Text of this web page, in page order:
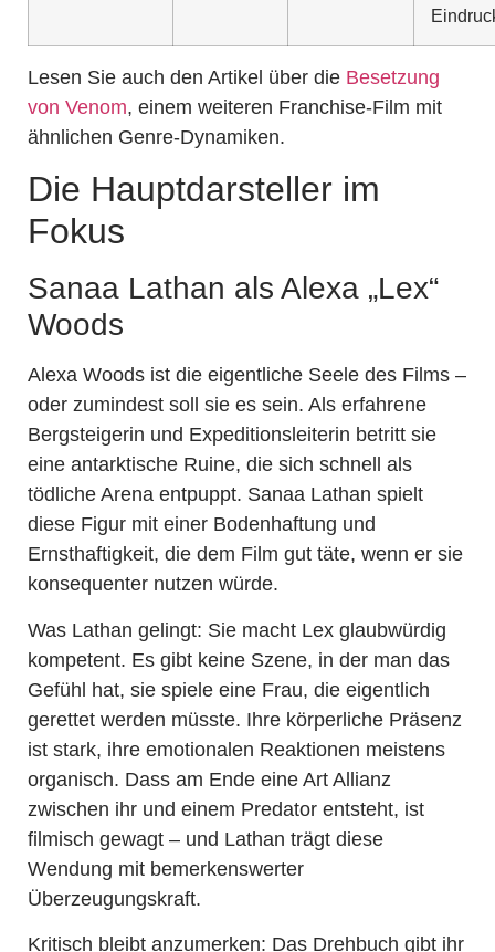
Lesen Sie auch den Artikel über die Besetzung
von Venom, einem weiteren Franchise-Film mit
ähnlichen Genre-Dynamiken.
Die Hauptdarsteller im
Fokus
Sanaa Lathan als Alexa „Lex“
Woods
Alexa Woods ist die eigentliche Seele des Films –
oder zumindest soll sie es sein. Als erfahrene
Bergsteigerin und Expeditionsleiterin betritt sie
eine antarktische Ruine, die sich schnell als
tödliche Arena entpuppt. Sanaa Lathan spielt
diese Figur mit einer Bodenhaftung und
Ernsthaftigkeit, die dem Film gut täte, wenn er sie
konsequenter nutzen würde.
Was Lathan gelingt: Sie macht Lex glaubwürdig
kompetent. Es gibt keine Szene, in der man das
Gefühl hat, sie spiele eine Frau, die eigentlich
gerettet werden müsste. Ihre körperliche Präsenz
ist stark, ihre emotionalen Reaktionen meistens
organisch. Dass am Ende eine Art Allianz
zwischen ihr und einem Predator entsteht, ist
filmisch gewagt – und Lathan trägt diese
Wendung mit bemerkenswerter
Überzeugungskraft.
Kritisch bleibt anzumerken: Das Drehbuch gibt ihr